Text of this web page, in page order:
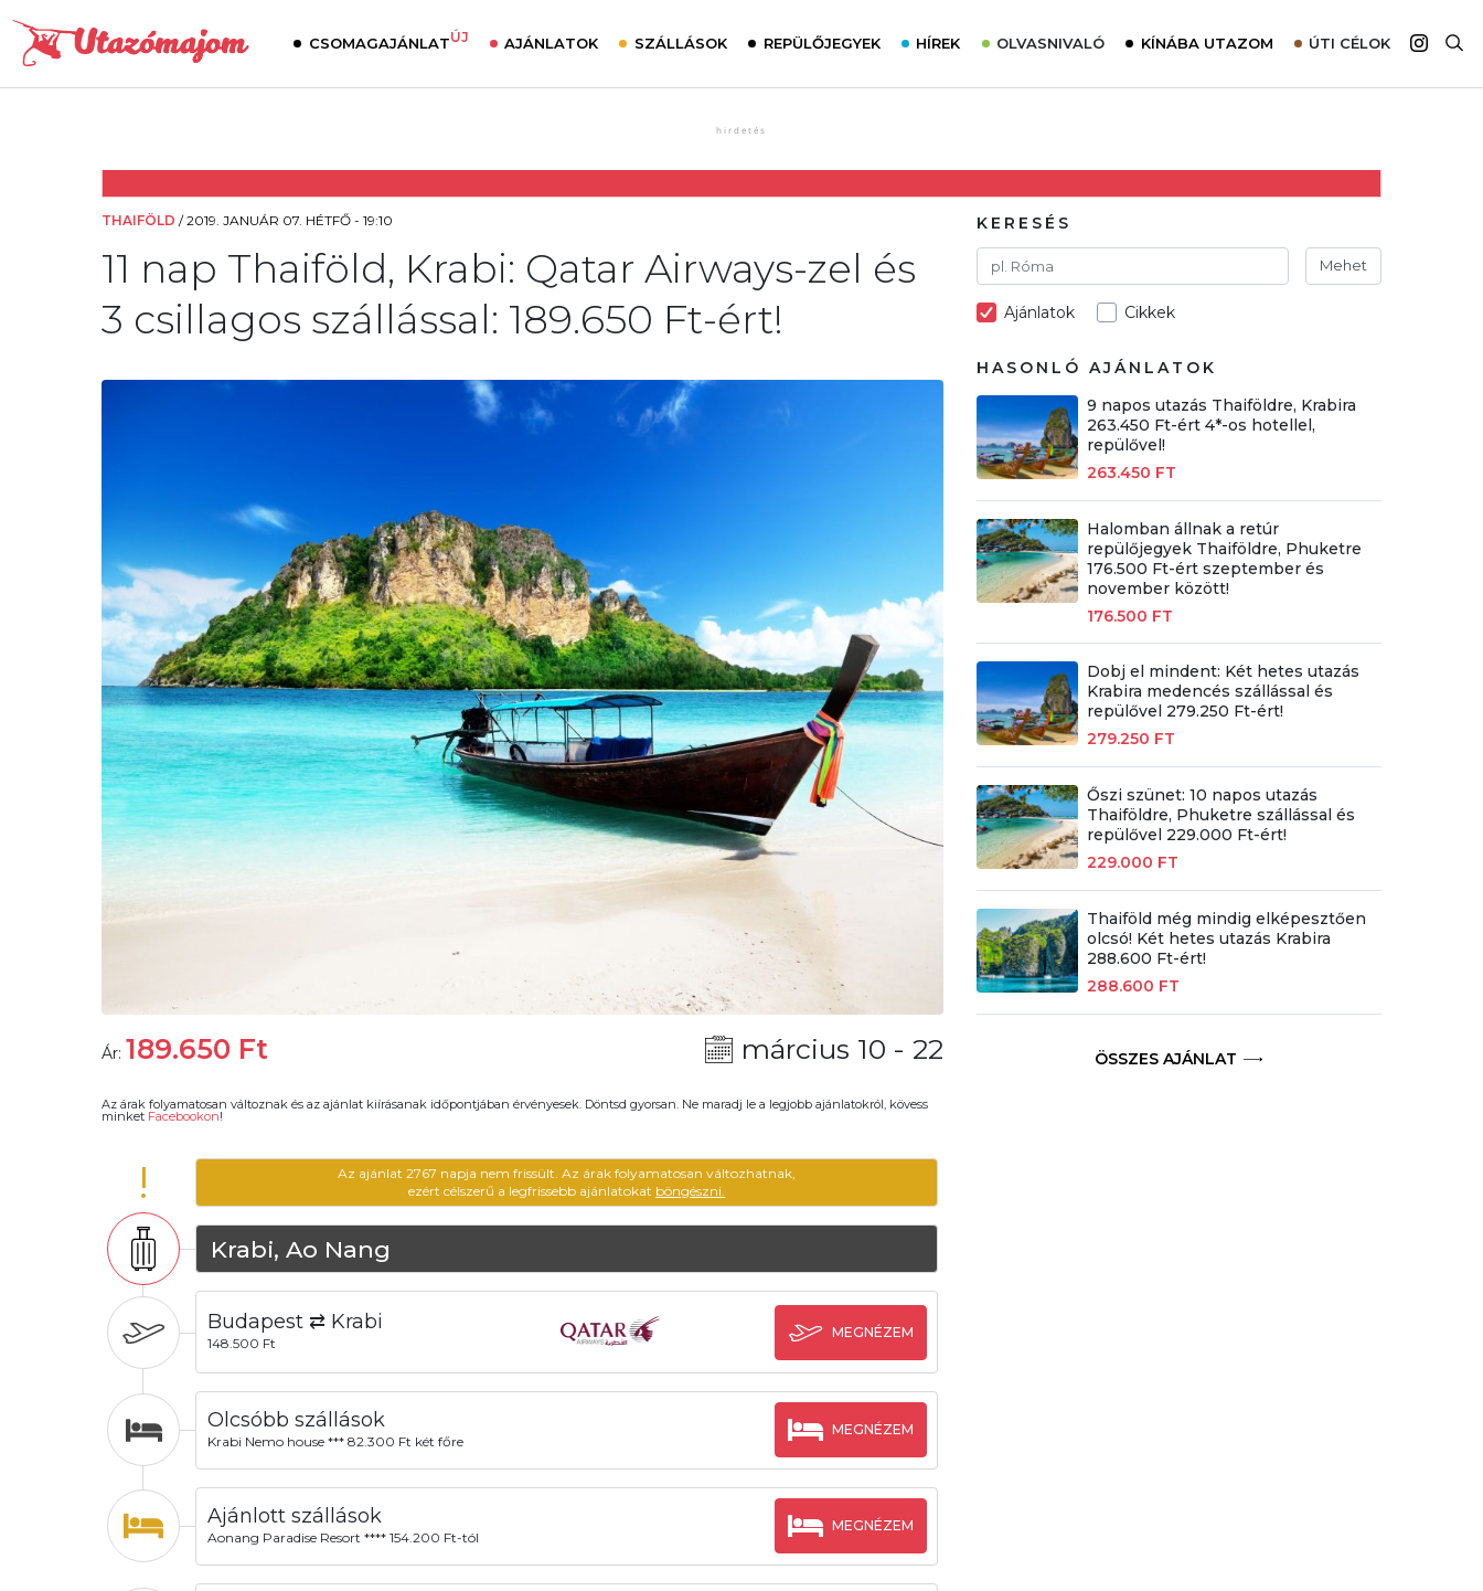
CSOMAGAJÁNLATÚJ AJÁNLATOK SZÁLLÁSOK REPÜLŐJEGYEK HÍREK OLVASNIVALÓ
Utazómajom – CitySIM kártya a világutazóknak
Élménybeszámolók
Szállodalátogatás
Sajtómegjelenések
KÍNÁBA UTAZOM ÚTI CÉLOK
Afrika
THAIFÖLD /2019. JANUÁR 07. HÉTFŐ - 19:10
11 nap Thaiföld, Krabi: Qatar Airways-zel és
3 csillagos szállással: 189.650 Ft-ért!
Ár: 189.650 Ft március 10 - 22
Az árak folyamatosan változnak és az ajánlat kiírásanak időpontjában érvényesek. Döntsd gyorsan. Ne maradj le a legjobb ajánlatokról, kövess
minket Facebookon!
!
Az ajánlat 2767 napja nem frissült. Az árak folyamatosan változhatnak,
ezért célszerű a legfrissebb ajánlatokat böngészni.
Krabi, Ao Nang
Budapest ⇄ Krabi
148.500 Ft
MEGNÉZEM
Olcsóbb szállások
Krabi Nemo house *** 82.300 Ft két főre
MEGNÉZEM
Ajánlott szállások
Aonang Paradise Resort **** 154.200 Ft-tól
MEGNÉZEM
KERESÉS
Mehet
Ajánlatok Cikkek
HASONLÓ AJÁNLATOK
9 napos utazás Thaiföldre, Krabira
263.450 Ft-ért 4*-os hotellel,
repülővel!
263.450 FT
Halomban állnak a retúr
repülőjegyek Thaiföldre, Phuketre
176.500 Ft-ért szeptember és
november között!
176.500 FT
Dobj el mindent: Két hetes utazás
Krabira medencés szállással és
repülővel 279.250 Ft-ért!
279.250 FT
Őszi szünet: 10 napos utazás
Thaiföldre, Phuketre szállással és
repülővel 229.000 Ft-ért!
229.000 FT
Thaiföld még mindig elképesztően
olcsó! Két hetes utazás Krabira
288.600 Ft-ért!
288.600 FT
ÖSSZES AJÁNLAT